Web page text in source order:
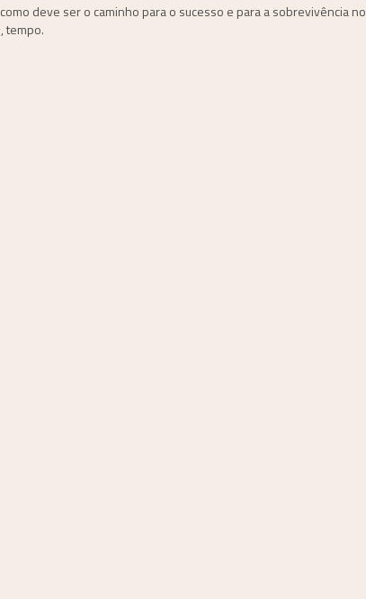
deve ser o caminho para o sucesso e para a sobrevivência no
tempo.